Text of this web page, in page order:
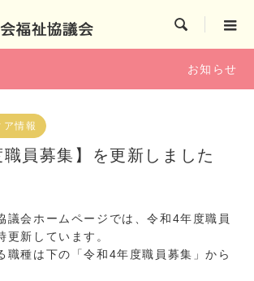

お知らせ
ア情報
職員募集】を更新しました
議会ホームページでは、令和4年度職員
更新しています。
職種は下の「令和4年度職員募集」から